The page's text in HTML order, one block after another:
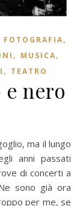
FOTOGRAFIA,
, MUSICA,
, TEATRO
nero
anni passati
di concerti a
sono già ora
per me, se